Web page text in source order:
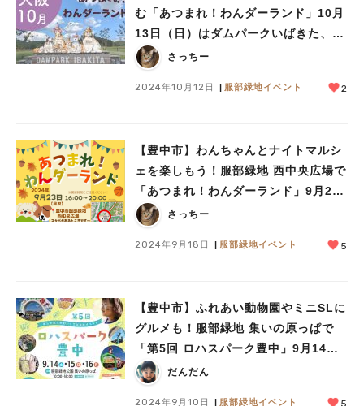
む「あつまれ！わんダーランド」10月
13日（日）はダムパークいばきた、14
日（祝・月）は服部緑地で開催！（教
えたい／教えて）
さっちー
2024年10月12日 服部緑地イベント 2
【豊中市】わんちゃんとナイトマルシ
ェを楽しもう！服部緑地 西中央広場で
「あつまれ！わんダーランド」9月23
日（祝・月）開催（教えたい／教え
て）
さっちー
2024年9月18日 服部緑地イベント 5
【豊中市】ふれあい動物園やミニSLに
グルメも！服部緑地 集いの原っぱで
「第5回 ロハスパーク豊中」9月14日
（土）・15日（日）・16日（祝・月）
開催
だんだん
2024年9月10日 服部緑地イベント 5